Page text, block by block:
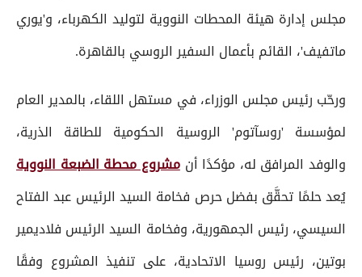
مجلس إدارة هيئة المحطات النووية لتوليد الكهرباء، و'يوري
ماتفيف'، القائم بأعمال السفير الروسي بالقاهرة.
ورحّب رئيس مجلس الوزراء، في مستهل اللقاء، بالمدير العام
لمؤسسة 'روسآتوم' الروسية الحكومية للطاقة الذرية،
والوفد المرافق له، مؤكدًا أنمشروع محطة الضبعة النووية
يُعد حلمًا تحقَّق بفضل حرص فخامة السيد الرئيس عبد الفتاح
السيسي، رئيس الجمهورية، وفخامة السيد الرئيس فلاديمير
بوتين، رئيس روسيا الاتحادية، على تنفيذ المشروع وفقًا